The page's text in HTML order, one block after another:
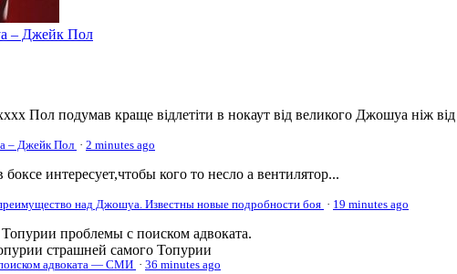
– Джейк Пол
Пол подумав краще відлетіти в нокаут від великого Джошуа ніж
– Джейк Пол · 2 minutes ago
боксе интересует,чтобы кого то несло а вентилятор...
над Джошуа. Известны новые подробности боя · 19 minutes ago
проблемы с поиском адвоката.
страшней самого Топурии
адвоката — СМИ · 36 minutes ago